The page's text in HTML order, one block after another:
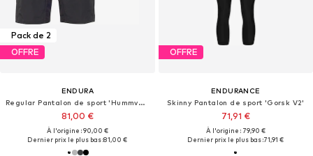
Pack de 2
OFFRE
ENDURA
Regular Pantalon de sport 'Hummvee'
81,00 €
À l'origine : 90,00 €
Dernier prix le plus bas :81,00 €
OFFRE
ENDURANCE
Skinny Pantalon de sport 'Gorsk V2'
71,91 €
À l'origine : 79,90 €
Dernier prix le plus bas :71,91 €